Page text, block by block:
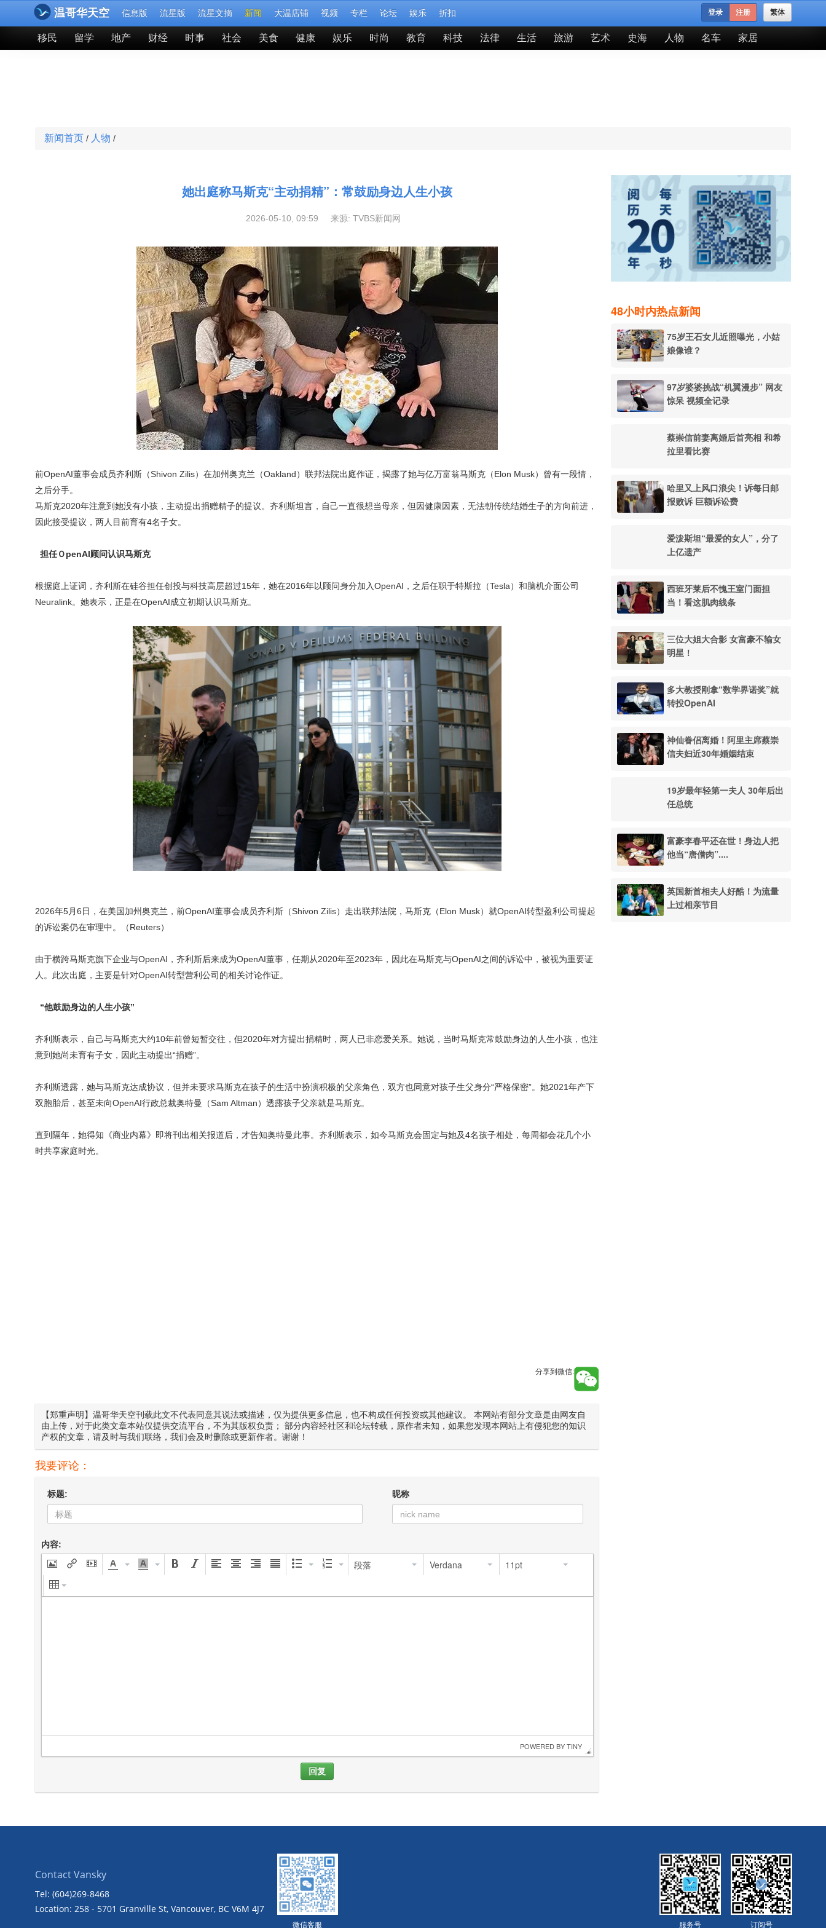
温哥华天空 信息版 流星版 流星文摘 新闻 大温店铺 视频 专栏 论坛 娱乐 折扣 繁体
登录 注册
移民 留学 地产 财经 时事 社会 美食 健康 娱乐 时尚 教育 科技 法律 生活 旅游 艺术 史海 人物 名车 家居
新闻首页 / 人物 /
她出庭称马斯克“主动捐精”：常鼓励身边人生小孩
2026-05-10, 09:59 来源: TVBS新闻网
前OpenAI董事会成员齐利斯（Shivon Zilis）在加州奥克兰（Oakland）联邦法院出庭作证，揭露了她与亿万富翁马斯克（Elon Musk）曾有一段情，
之后分手。
马斯克2020年注意到她没有小孩，主动提出捐赠精子的提议。齐利斯坦言，自己一直很想当母亲，但因健康因素，无法朝传统结婚生子的方向前进，
因此接受提议，两人目前育有4名子女。
担任ＯpenAI顾问认识马斯克
根据庭上证词，齐利斯在硅谷担任创投与科技高层超过15年，她在2016年以顾问身分加入OpenAI，之后任职于特斯拉（Tesla）和脑机介面公司
Neuralink。她表示，正是在OpenAI成立初期认识马斯克。
2026年5月6日，在美国加州奥克兰，前OpenAI董事会成员齐利斯（Shivon Zilis）走出联邦法院，马斯克（Elon Musk）就OpenAI转型盈利公司提起
的诉讼案仍在审理中。（Reuters）
由于横跨马斯克旗下企业与OpenAI，齐利斯后来成为OpenAI董事，任期从2020年至2023年，因此在马斯克与OpenAI之间的诉讼中，被视为重要证
人。此次出庭，主要是针对OpenAI转型营利公司的相关讨论作证。
“他鼓励身边的人生小孩”
齐利斯表示，自己与马斯克大约10年前曾短暂交往，但2020年对方提出捐精时，两人已非恋爱关系。她说，当时马斯克常鼓励身边的人生小孩，也注
意到她尚未育有子女，因此主动提出“捐赠”。
齐利斯透露，她与马斯克达成协议，但并未要求马斯克在孩子的生活中扮演积极的父亲角色，双方也同意对孩子生父身分“严格保密”。她2021年产下
双胞胎后，甚至未向OpenAI行政总裁奥特曼（Sam Altman）透露孩子父亲就是马斯克。
直到隔年，她得知《商业内幕》即将刊出相关报道后，才告知奥特曼此事。齐利斯表示，如今马斯克会固定与她及4名孩子相处，每周都会花几个小
时共享家庭时光。
分享到微信:
【郑重声明】温哥华天空刊载此文不代表同意其说法或描述，仅为提供更多信息，也不构成任何投资或其他建议。 本网站有部分文章是由网友自
由上传，对于此类文章本站仅提供交流平台，不为其版权负责； 部分内容经社区和论坛转载，原作者未知，如果您发现本网站上有侵犯您的知识
产权的文章，请及时与我们联络，我们会及时删除或更新作者。谢谢！
我要评论：
标题: 昵称
内容:
段落 Verdana 11pt
POWERED BY TINY
回复
48小时内热点新闻
75岁王石女儿近照曝光，小姑
娘像谁？
97岁婆婆挑战“机翼漫步” 网友
惊呆 视频全记录
蔡崇信前妻离婚后首亮相 和希
拉里看比赛
哈里又上风口浪尖！诉每日邮
报败诉 巨额诉讼费
爱泼斯坦“最爱的女人”，分了
上亿遗产
西班牙莱后不愧王室门面担
当！看这肌肉线条
三位大姐大合影 女富豪不输女
明星！
多大教授刚拿“数学界诺奖”就
转投OpenAI
神仙眷侣离婚！阿里主席蔡崇
信夫妇近30年婚姻结束
19岁最年轻第一夫人 30年后出
任总统
富豪李春平还在世！身边人把
他当“唐僧肉”....
英国新首相夫人好酷！为流量
上过相亲节目
Contact Vansky
Tel: (604)269-8468
Location: 258 - 5701 Granville St, Vancouver, BC V6M 4J7
微信客服 订阅号
服务号